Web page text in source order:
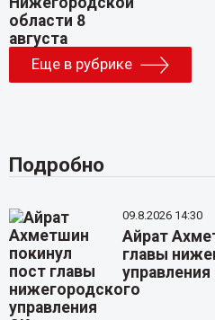
Еще в рубрике
Подробно
09.8.2026 14:30
Айрат
главы